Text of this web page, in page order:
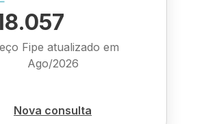
Fipe atualizado em
Ago/2026
Nova consulta